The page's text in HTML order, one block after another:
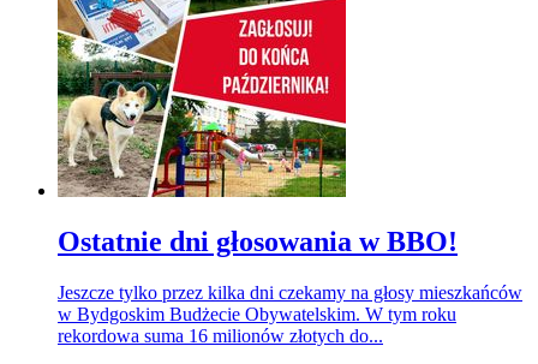
Ostatnie dni głosowania w BBO!
Jeszcze tylko przez kilka dni czekamy na głosy mieszkańców
w Bydgoskim Budżecie Obywatelskim. W tym roku
rekordowa suma 16 milionów złotych do...